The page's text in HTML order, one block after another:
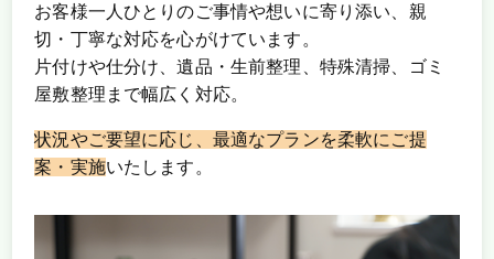
お客様一人ひとりのご事情や想いに寄り添い、親
切・丁寧な対応を心がけています。
片付けや仕分け、遺品・生前整理、特殊清掃、ゴミ
屋敷整理まで幅広く対応。
状況やご要望に応じ、最適なプランを柔軟にご提
案・実施いたします。